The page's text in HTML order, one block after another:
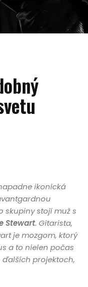
ikonická
skupiny stojí muž s
Stewart. Gitarista,
je mozgom, ktorý
a to nielen počas
ďalších projektoch,